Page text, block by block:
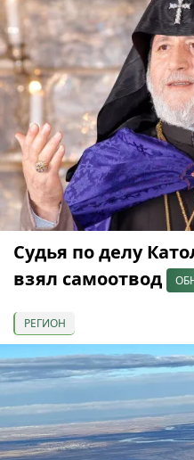
Судья по делу
взял самоотвод
РЕГИОН